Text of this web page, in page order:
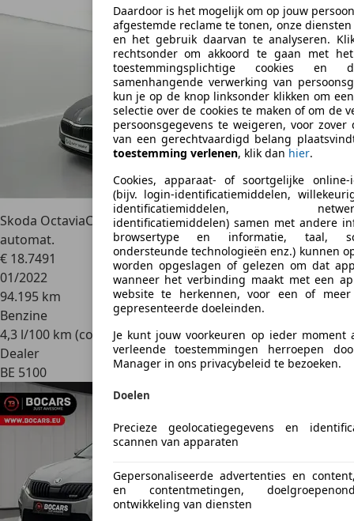
Daardoor is het mogelijk om op jouw
afgestemde reclame te tonen, onze
en het gebruik daarvan te analyseren.
rechtsonder om akkoord te gaan met
toestemmingsplichtige cookies en
samenhangende verwerking van
kun je op de knop linksonder klikken om
selectie over de cookies te maken of om de
persoonsgegevens te weigeren, voor zover
van een gerechtvaardigd belang
toestemming verlenen, klik dan hier.
Cookies, apparaat- of soortgelijke online-
(bijv. login-identificatiemiddelen,
identificatiemiddelen, netwerk-
identificatiemiddelen) samen met andere
browsertype en informatie, taal,
ondersteunde technologieën enz.) kunnen
worden opgeslagen of gelezen om dat
wanneer het verbinding maakt met een
website te herkennen, voor een of
gepresenteerde doeleinden.
Je kunt jouw voorkeuren op ieder moment
verleende toestemmingen herroepen
Manager in ons privacybeleid te bezoeken.
Doelen
Precieze geolocatiegegevens en
scannen van apparaten
Gepersonaliseerde advertenties en
en contentmetingen,
ontwikkeling van diensten
Skoda OctaviaClever+ 1,0 TSI m-HEV 81 kW 7-speed
automat.
€ 18.7491
01/2022
94.195 km
Benzine
4,3 l/100 km (comb.)
Dealer
BE 5100